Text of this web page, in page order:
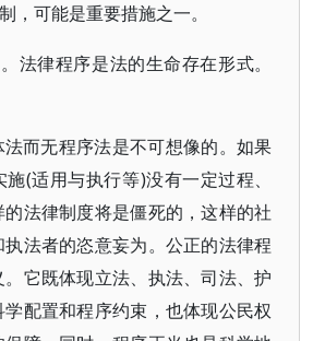
，可能是重要措施之一。
法律程序是法的生命存在形式。
而无程序法是不可想像的。如果
(适用与执行等)没有一定过程、
法律制度将是僵死的，这样的社
法者的恣意妄为。公正的法律程
它既体现立法、执法、司法、护
配置和程序约束，也体现公民权